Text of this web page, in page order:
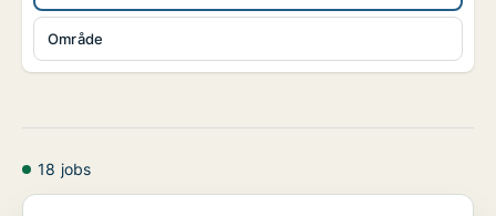
Område
18 jobs
Blomsterbinder/Blomsterdekoratør søges til Greve